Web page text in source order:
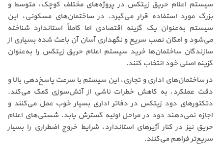
سیستم اعلام حریق زیتکس در پروژه‌های مختلف کوچک، متوسط و
بزرگ مورد استفاده قرار می‌گیرد. در ساختمان‌های مسکونی، این
سیستم به‌عنوان یک گزینه اقتصادی اما کاملاً استاندارد شناخته
می‌شود و امکان نصب سریع و نگهداری آسان آن باعث شده بسیاری از
سازندگان ساختمان‌ها خرید سیستم اعلام حریق زیتکس را به‌عنوان
گزینه اصلی خود انتخاب کنند.
در ساختمان‌های اداری و تجاری، این سیستم با سرعت پاسخ‌دهی بالا و
دقت عملکرد، به کاهش خطرات ناشی از آتش‌سوزی کمک می‌کند.
دتکتورهای دود زیتکس در دفاتر اداری بسیار خوب عمل می‌کنند و
اجازه نمی‌دهند دود در مراحل اولیه گسترش یابد. شستی‌های اعلام
حریق نیز در کنار آژیرهای استاندارد، شرایط خروج اضطراری را بسیار
سریع‌تر فراهم می‌کنند.